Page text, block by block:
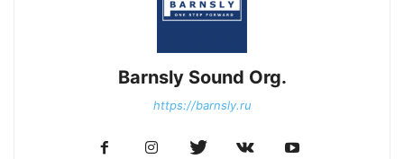
Barnsly Sound Org.
https://barnsly.ru